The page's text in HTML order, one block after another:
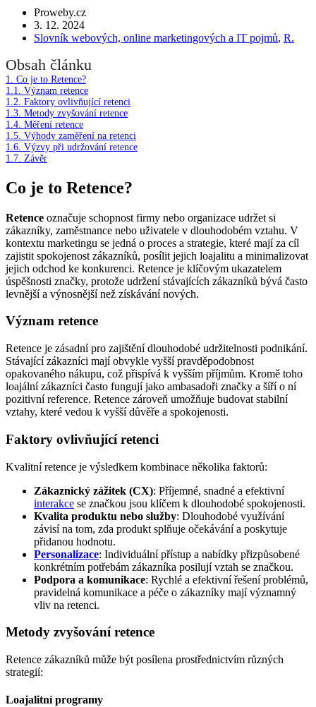
Proweby.cz
3. 12. 2024
Slovník webových, online marketingových a IT pojmů, R.
Obsah článku
1.
Co je to Retence?
1.1.
Význam retence
1.2. Faktory ovlivňující retenci
1.3. Metody zvyšování retence
1.4. Měření retence
1.5. Výhody zaměření na retenci
1.6. Výzvy při udržování retence
1.7. Závěr
Co je to Retence?
Retence označuje schopnost firmy nebo organizace udržet si
zákazníky, zaměstnance nebo uživatele v dlouhodobém vztahu. V
kontextu marketingu se jedná o proces a strategie, které mají za cíl
zajistit spokojenost zákazníků, posílit jejich loajalitu a minimalizovat
jejich odchod ke konkurenci. Retence je klíčovým ukazatelem
úspěšnosti značky, protože udržení stávajících zákazníků bývá často
levnější a výnosnější než získávání nových.
Význam retence
Retence je zásadní pro zajištění dlouhodobé udržitelnosti podnikání.
Stávající zákazníci mají obvykle vyšší pravděpodobnost
opakovaného nákupu, což přispívá k vyšším příjmům. Kromě toho
loajální zákazníci často fungují jako ambasadoři značky a šíří o ní
pozitivní reference. Retence zároveň umožňuje budovat stabilní
vztahy, které vedou k vyšší důvěře a spokojenosti.
Faktory ovlivňující retenci
Kvalitní retence je výsledkem kombinace několika faktorů:
Zákaznický zážitek (CX): Příjemné, snadné a efektivní
interakce se značkou jsou klíčem k dlouhodobé spokojenosti.
Kvalita produktu nebo služby: Dlouhodobé využívání
závisí na tom, zda produkt splňuje očekávání a poskytuje
přidanou hodnotu.
Personalizace: Individuální přístup a nabídky přizpůsobené
konkrétním potřebám zákazníka posilují vztah se značkou.
Podpora a komunikace: Rychlé a efektivní řešení problémů,
pravidelná komunikace a péče o zákazníky mají významný
vliv na retenci.
Metody zvyšování retence
Retence zákazníků může být posílena prostřednictvím různých
strategií:
Loajalitní programy